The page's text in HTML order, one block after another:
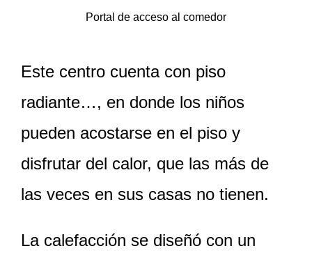
Portal de acceso al comedor
Este centro cuenta con piso
radiante…, en donde los niños
pueden acostarse en el piso y
disfrutar del calor, que las más de
las veces en sus casas no tienen.
La calefacción se diseñó con un